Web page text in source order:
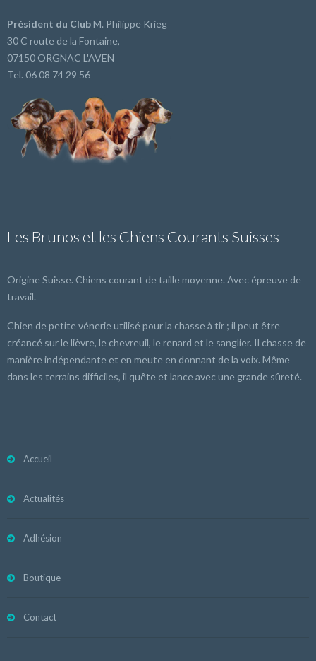
Président du ClubM. Philippe Krieg
30 C route de la Fontaine,
07150 ORGNAC L'AVEN
Tel. 06 08 74 29 56
Les Brunos et les Chiens Courants Suisses
Origine Suisse. Chiens courant de taille moyenne. Avec épreuve de
travail.
Chien de petite vénerie utilisé pour la chasse à tir ; il peut être
créancé sur le lièvre, le chevreuil, le renard et le sanglier. Il chasse de
manière indépendante et en meute en donnant de la voix. Même
dans les terrains difficiles, il quête et lance avec une grande sûreté.
Accueil
Actualités
Adhésion
Boutique
Contact